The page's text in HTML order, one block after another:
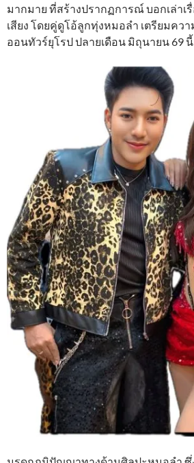
มากมาย ที่สร้างปรากฏการณ์ บอกเล่าเ
เสียง โดยคู่ดูโอ้ลูกทุ่งหมอลำ เตรียมคว
ออนทัวร์ยุโรป ปลายเดือน มิถุนายน 69 นี้